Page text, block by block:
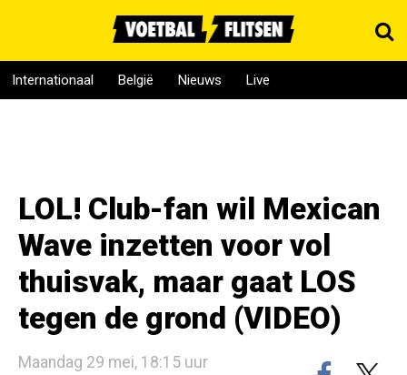
Internationaal België Nieuws Live
LOL! Club-fan wil Mexican
Wave inzetten voor vol
thuisvak, maar gaat LOS
tegen de grond (VIDEO)
Maandag 29 mei, 18:15 uur